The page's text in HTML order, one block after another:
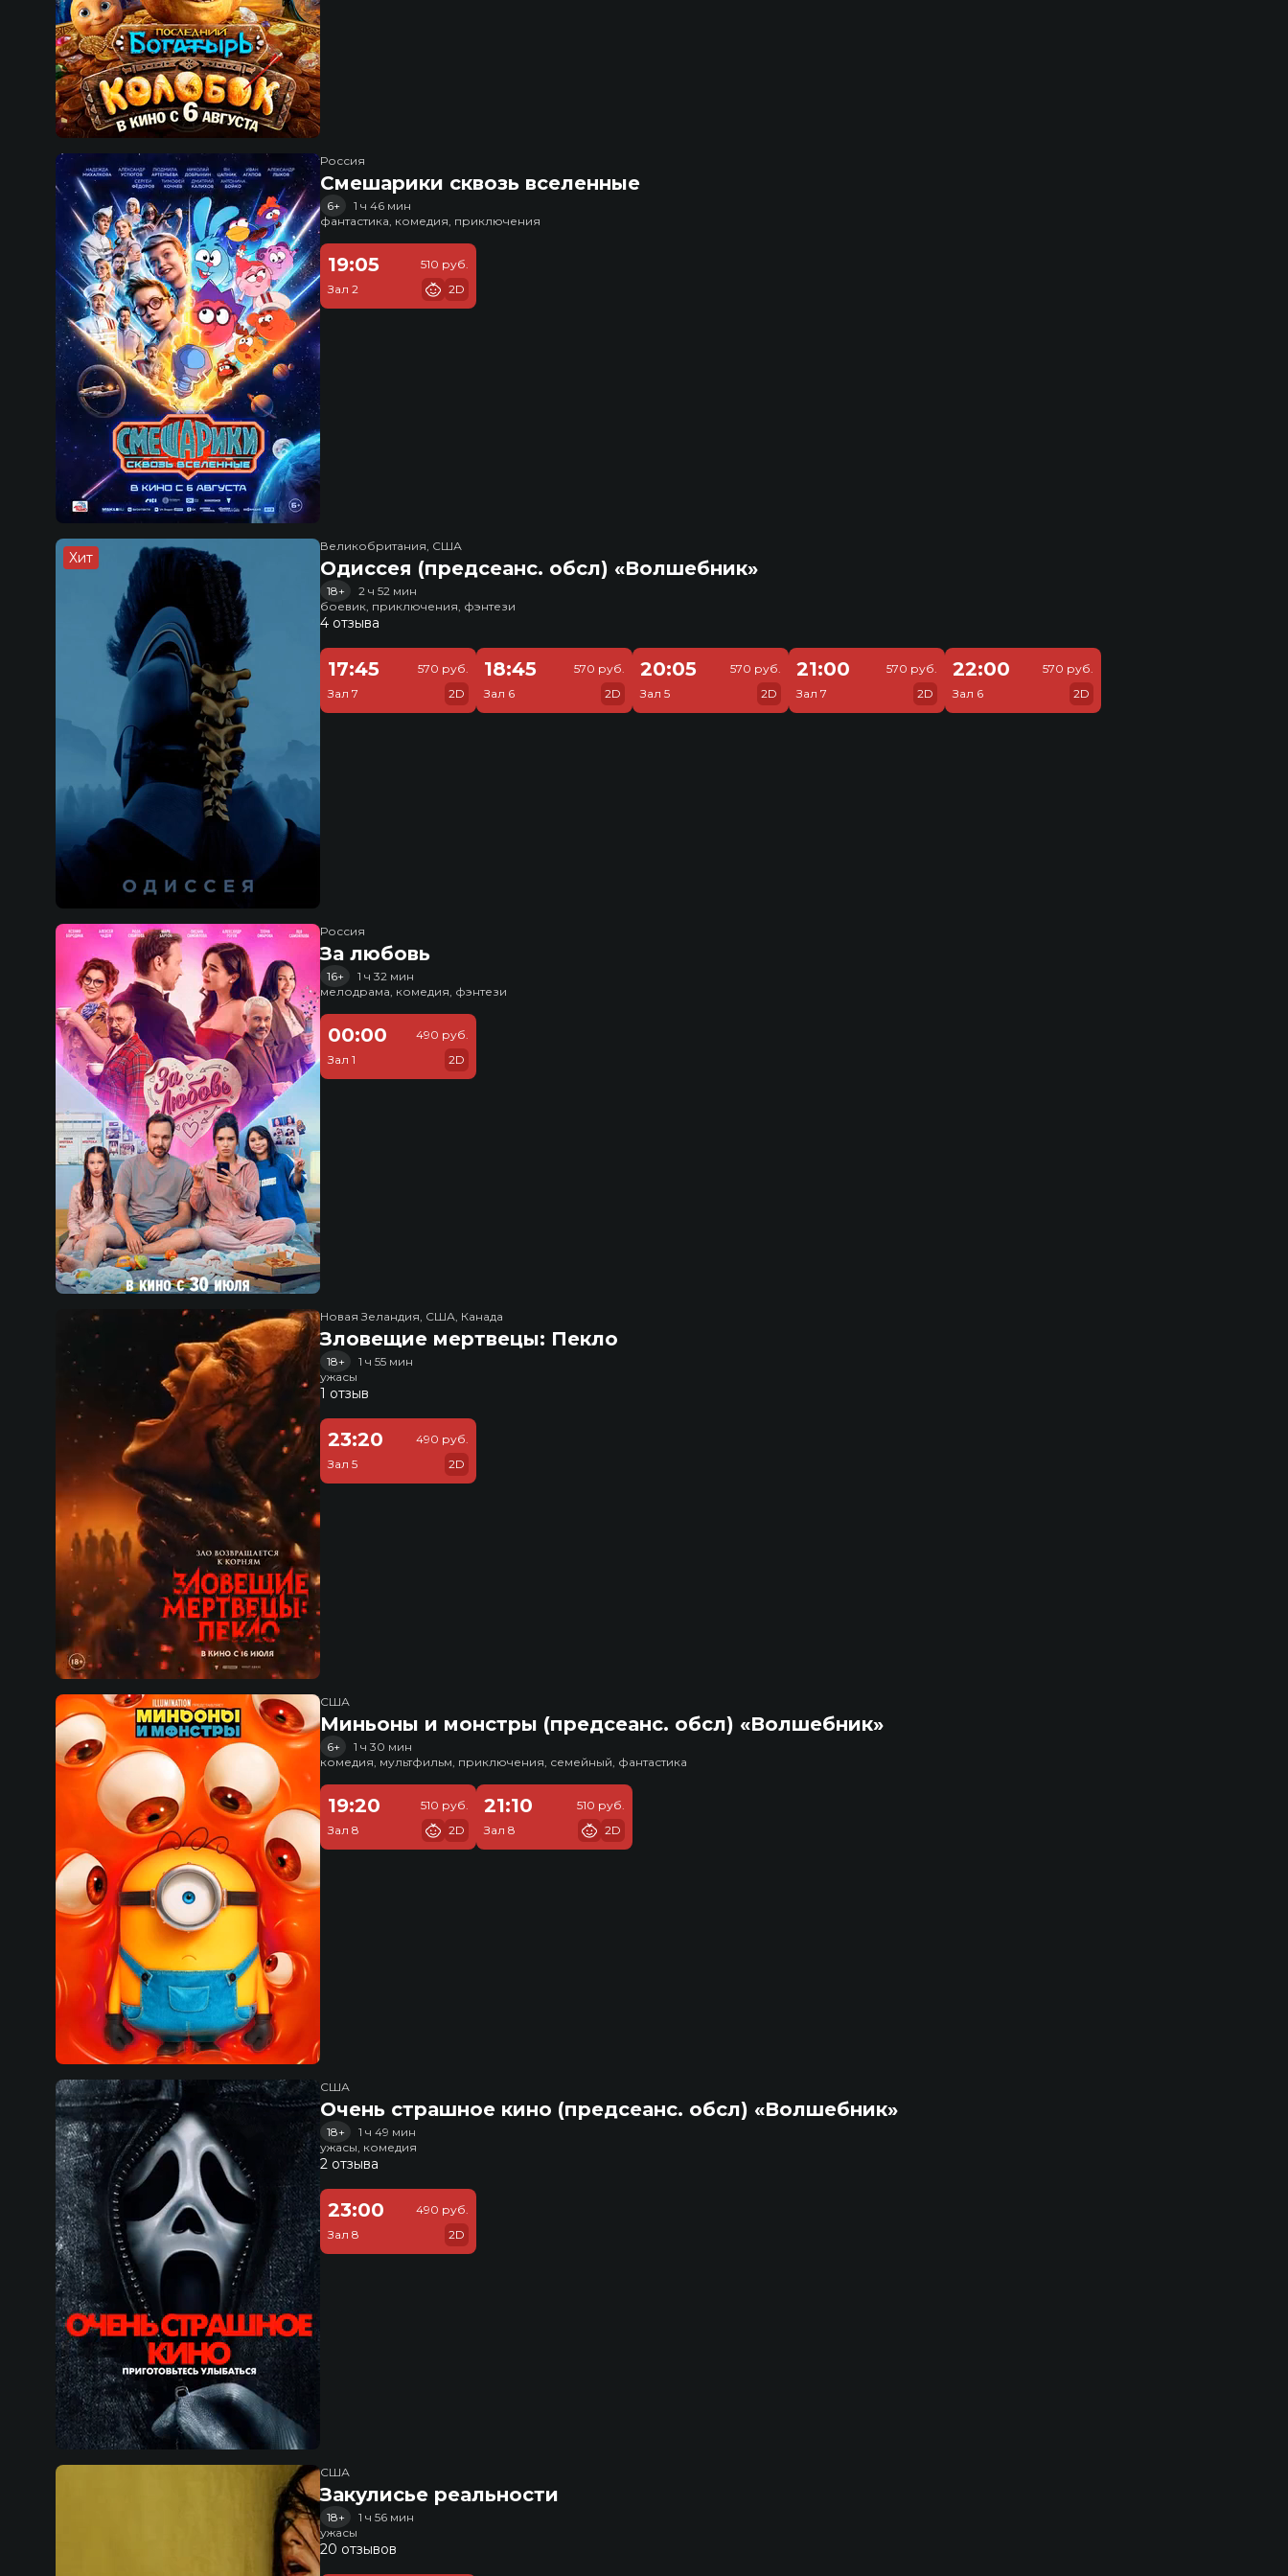
Россия
Смешарики сквозь вселенные
6+
1 ч 46 мин
фантастика, комедия, приключения
19:05
Зал 2
510 руб.
2D
Хит
Великобритания, США
Одиссея (предсеанс. обсл) «Волшебник»
18+
2 ч 52 мин
боевик, приключения, фэнтези
4 отзыва
17:45
Зал 7
570 руб.
2D
18:45
Зал 6
570 руб.
2D
20:05
Зал 5
570 руб.
2D
21:00
Зал 7
570 руб.
2D
22:00
Зал 6
570 руб.
2D
Россия
За любовь
16+
1 ч 32 мин
мелодрама, комедия, фэнтези
00:00
Зал 1
490 руб.
2D
Новая Зеландия, США, Канада
Зловещие мертвецы: Пекло
18+
1 ч 55 мин
ужасы
1 отзыв
23:20
Зал 5
490 руб.
2D
США
Миньоны и монстры (предсеанс. обсл) «Волшебник»
6+
1 ч 30 мин
комедия, мультфильм, приключения, семейный, фантастика
19:20
Зал 8
510 руб.
2D
21:10
Зал 8
510 руб.
2D
США
Очень страшное кино (предсеанс. обсл) «Волшебник»
18+
1 ч 49 мин
ужасы, комедия
2 отзыва
23:00
Зал 8
490 руб.
2D
США
Закулисье реальности
18+
1 ч 56 мин
ужасы
20 отзывов